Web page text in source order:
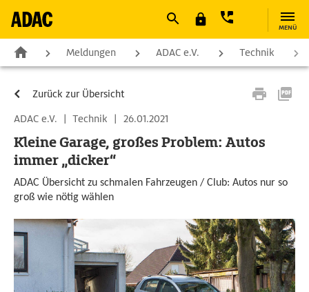
MENÜ
Meldungen ADAC e.V. Technik
Zurück zur Übersicht
ADAC e.V.
| Technik | 26.01.2021
Kleine Garage, großes Problem: Autos
immer „dicker“
ADAC Übersicht zu schmalen Fahrzeugen / Club: Autos nur so
groß wie nötig wählen